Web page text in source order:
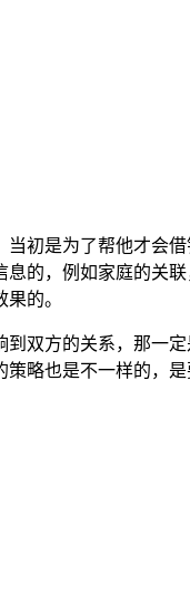
初是为了帮他才会
的，例如家庭的关
的。
双方的关系，那一
略也是不一样的，是